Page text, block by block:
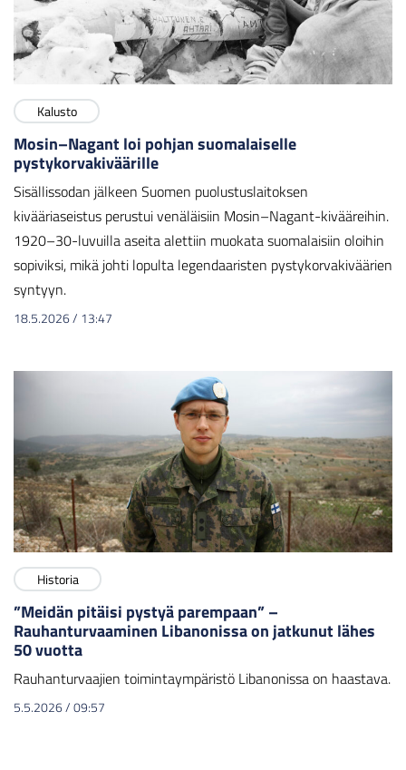
Kalusto
Mosin–Nagant loi pohjan suomalaiselle
pystykorvakiväärille
Sisällissodan jälkeen Suomen puolustuslaitoksen
kivääriaseistus perustui venäläisiin Mosin–Nagant-kivääreihin.
1920–30-luvuilla aseita alettiin muokata suomalaisiin oloihin
sopiviksi, mikä johti lopulta legendaaristen pystykorvakiväärien
syntyyn.
18.5.2026/ 13:47
Historia
”Meidän pitäisi pystyä parempaan” –
Rauhanturvaaminen Libanonissa on jatkunut lähes
50 vuotta
Rauhanturvaajien toimintaympäristö Libanonissa on haastava.
5.5.2026/09:57